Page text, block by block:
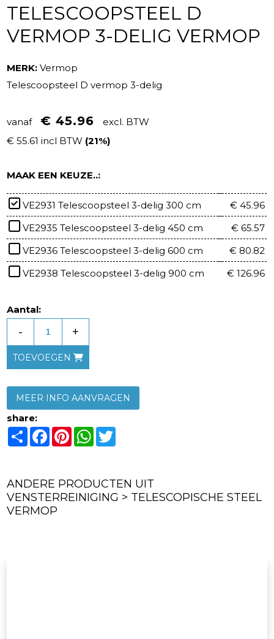
TELESCOOPSTEEL D
VERMOP 3-DELIG VERMOP
MERK: Vermop
Telescoopsteel D vermop 3-delig
vanaf € 45.96
excl. BTW
€ 55.61 incl BTW (21%)
MAAK EEN KEUZE..:
VE2931 Telescoopsteel 3-delig 300 cm
€ 45.96
VE2935 Telescoopsteel 3-delig 450 cm
€ 65.57
VE2936 Telescoopsteel 3-delig 600 cm
€ 80.82
VE2938 Telescoopsteel 3-delig 900 cm
€ 126.96
Aantal:
- +
TOEVOEGEN
MEER INFO AANVRAGEN
share:
ShareFacebook
PinterestWhatsApp
ANDERE PRODUCTEN UIT
VENSTERREINIGING > TELESCOPISCHE STEEL
VERMOP